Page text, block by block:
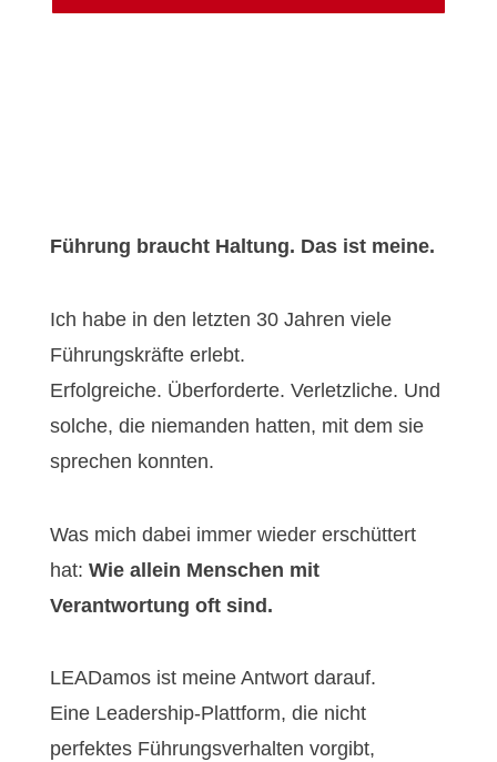
Führung braucht Haltung. Das ist meine.
Ich habe in den letzten 30 Jahren viele
Führungskräfte erlebt.
Erfolgreiche. Überforderte. Verletzliche. Und
solche, die niemanden hatten, mit dem sie
sprechen konnten.
Was mich dabei immer wieder erschüttert
hat: Wie allein Menschen mit
Verantwortung oft sind.
LEADamos ist meine Antwort darauf.
Eine Leadership-Plattform, die nicht
perfektes Führungsverhalten vorgibt,